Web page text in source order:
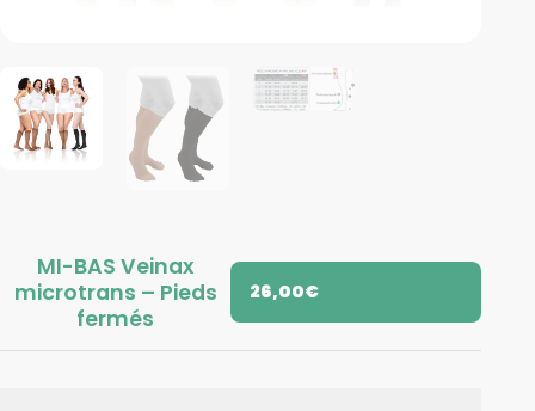
MI-BAS Veinax
microtrans – Pieds
fermés
26,00€